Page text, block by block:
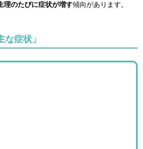
理のたびに症状が増す傾向があります。
症状」